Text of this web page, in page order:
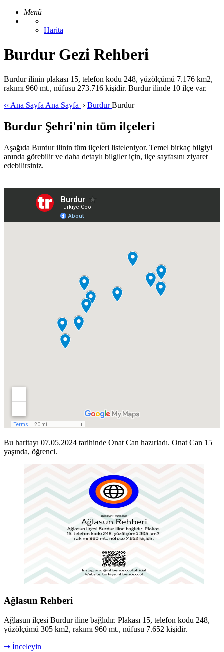
Menü
Harita
Burdur Gezi Rehberi
Burdur ilinin plakası 15, telefon kodu 248, yüzölçümü 7.176 km2,
rakımı 960 mt., nüfusu 273.716 kişidir. Burdur ilinde 10 ilçe var.
‹‹ Ana Sayfa Ana Sayfa › BurdurBurdur
Burdur Şehri'nin tüm ilçeleri
Aşağıda Burdur ilinin tüm ilçeleri listeleniyor. Temel birkaç bilgiyi
anında görebilir ve daha detaylı bilgiler için, ilçe sayfasını ziyaret
edebilirsiniz.
Bu haritayı 07.05.2024 tarihinde Onat Can hazırladı. Onat Can 15
yaşında, öğrenci.
Ağlasun Rehberi
Ağlasun ilçesi Burdur iline bağlıdır. Plakası 15, telefon kodu 248,
yüzölçümü 305 km2, rakımı 960 mt., nüfusu 7.652 kişidir.
➞ İnceleyin